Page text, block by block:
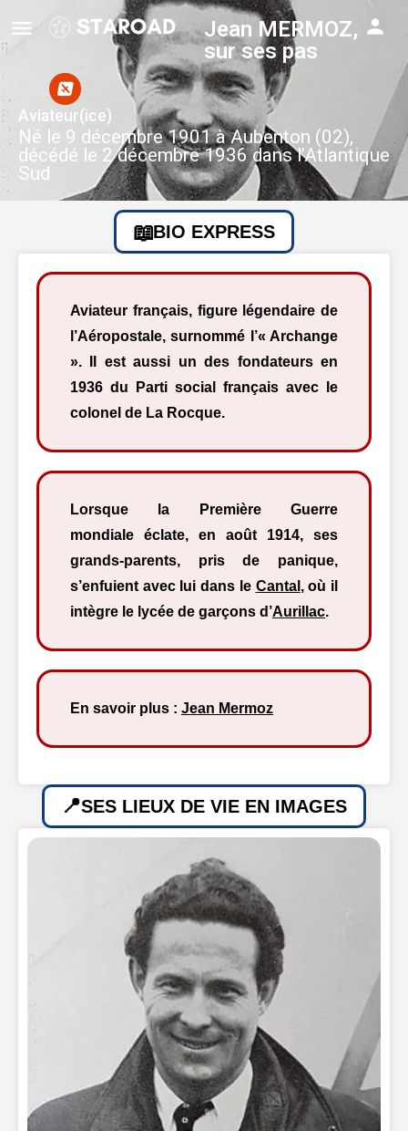
Jean MERMOZ,
sur ses pas
Aviateur(ice)
Né le 9 décembre 1901 à Aubenton (02),
décédé le 2 décembre 1936 dans l’Atlantique
Sud
BIO EXPRESS
Aviateur français, figure légendaire de
l’Aéropostale, surnommé l’« Archange
». Il est aussi un des fondateurs en
1936 du Parti social français avec le
colonel de La Rocque.
Lorsque la Première Guerre
mondiale éclate, en août 1914, ses
grands-parents, pris de panique,
s’enfuient avec lui dans le Cantal , où il
intègre le lycée de garçons d’Aurillac.
En savoir plus : Jean Mermoz
SES LIEUX DE VIE EN IMAGES